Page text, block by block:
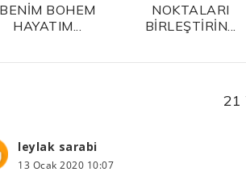
BENİM BOHEM
HAYATIM...
NOKTALARI
BİRLEŞTİRİN...
21
leylak sarabi
13 Ocak 2020 10:07